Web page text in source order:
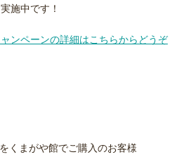
施中です！
ンペーンの詳細はこちらからどうぞ
がや館でご購入のお客様